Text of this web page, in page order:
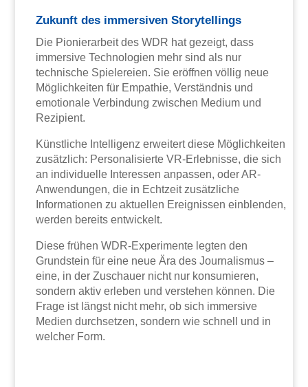
Zukunft des immersiven Storytellings
Die Pionierarbeit des WDR hat gezeigt, dass
immersive Technologien mehr sind als nur
technische Spielereien. Sie eröffnen völlig neue
Möglichkeiten für Empathie, Verständnis und
emotionale Verbindung zwischen Medium und
Rezipient.
Künstliche Intelligenz erweitert diese Möglichkeiten
zusätzlich: Personalisierte VR-Erlebnisse, die sich
an individuelle Interessen anpassen, oder AR-
Anwendungen, die in Echtzeit zusätzliche
Informationen zu aktuellen Ereignissen einblenden,
werden bereits entwickelt.
Diese frühen WDR-Experimente legten den
Grundstein für eine neue Ära des Journalismus –
eine, in der Zuschauer nicht nur konsumieren,
sondern aktiv erleben und verstehen können. Die
Frage ist längst nicht mehr, ob sich immersive
Medien durchsetzen, sondern wie schnell und in
welcher Form.